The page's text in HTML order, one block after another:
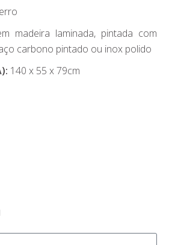
madeira laminada, pintada com
carbono pintado ou inox polido
140 x 55 x 79cm